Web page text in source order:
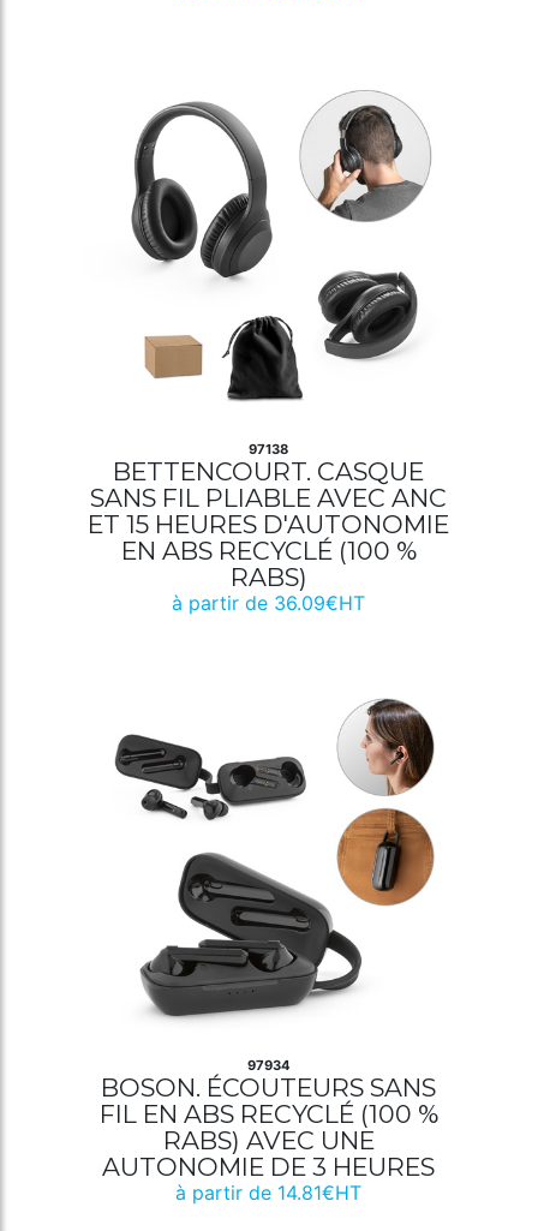
97138
BETTENCOURT. CASQUE
SANS FIL PLIABLE AVEC ANC
ET 15 HEURES D'AUTONOMIE
EN ABS RECYCLÉ (100 %
RABS)
à partir de 36.09€HT
97934
BOSON. ÉCOUTEURS SANS
FIL EN ABS RECYCLÉ (100 %
RABS) AVEC UNE
AUTONOMIE DE 3 HEURES
à partir de 14.81€HT